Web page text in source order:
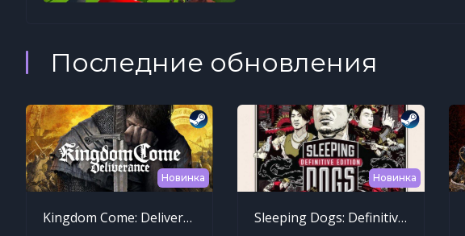
Последние обновления
Новинка
Kingdom Come: Deliverance
Новинка
Sleeping Dogs: Definitive Edition